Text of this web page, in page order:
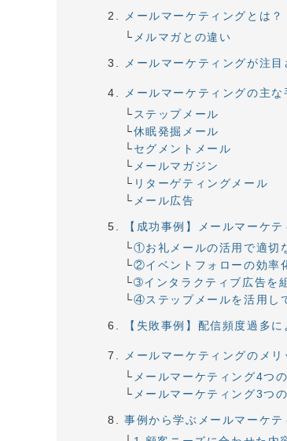
メールマーケティングとは？
メルマガとの違い
メールマーケティングが注
メールマーケティングの主な
ステップメール
休眠発掘メール
セグメントメール
メールマガジン
リターゲティングメール
メール広告
【成功事例】メールマーケ
①お礼メールの活用で適切
②イベントフォローの効率
➂インタラクティブ広告を
④ステップメールを活用し
【失敗事例】配信頻度過多
メールマーケティングのメリ
メールマーケティング4つ
メールマーケティング3つ
事例から学ぶメールマーケ